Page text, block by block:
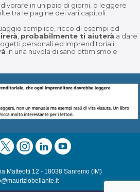
in un paio di giorni, o leggere
tra le pagine dei vari capitoli.
semplice, ricco di esempi ed
probabilmente ti aiuterà a dare
personali ed imprenditoriali,
in una nuvola di sano ottimismo e
Matteotti 12 - 18038 Sanremo (IM)